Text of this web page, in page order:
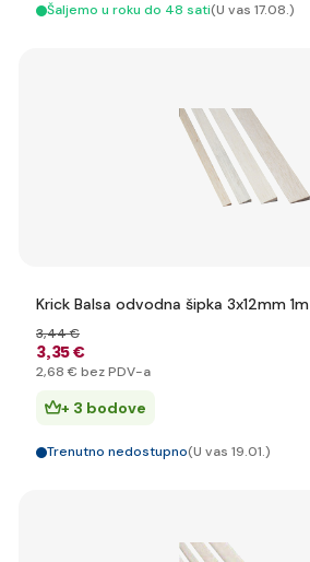
Šaljemo u roku do 48 sati(U vas 17.08.)
Krick Balsa odvodna šipka 3x12mm 1m
3,35 €
3,44 €
2,68 € bez PDV-a
+ 3 bodove
Trenutno nedostupno(U vas 19.01.)